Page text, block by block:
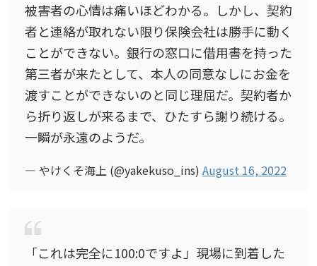
被害者の心情は痛いほどわかる。しかし、契約
者と連絡が取れない限り保険会社は勝手に動く
ことができない。銀行の窓口に借用書を持った
第三者が来たとして、本人の同意なしにお金を
渡すことができないのと同じ理屈だ。契約者か
ら折り返しが来るまで、ひたすら謝り続ける。
一瞬が永遠のようだ。
— やけくそ海上 (@yakekuso_ins) August 16, 2022
「これは完全に100:0ですよ」現場に到着した